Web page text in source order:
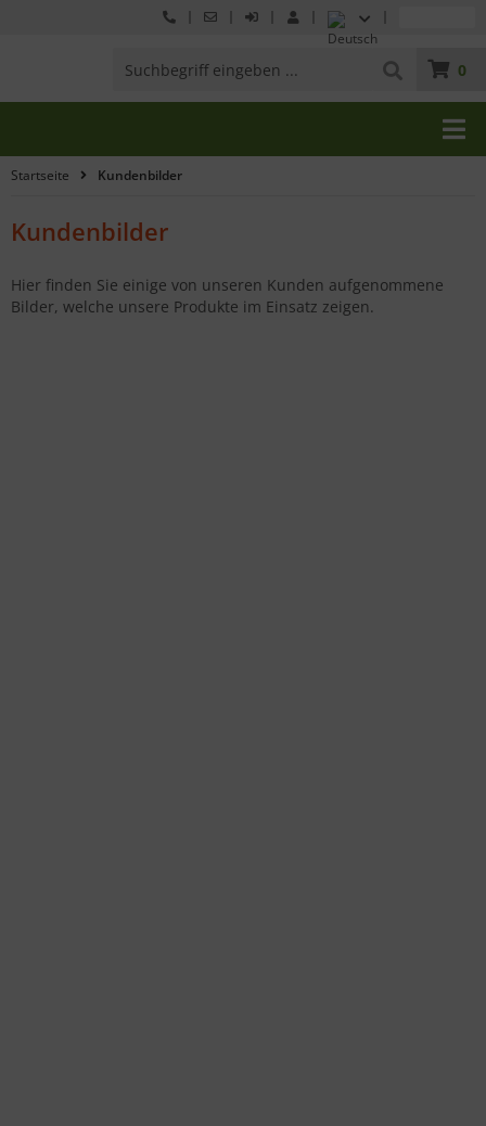
0
Startseite Kundenbilder
Kundenbilder
Hier finden Sie einige von unseren Kunden aufgenommene
Bilder, welche unsere Produkte im Einsatz zeigen.